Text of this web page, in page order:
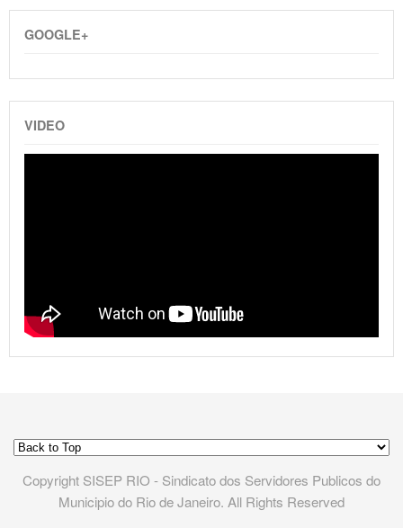
GOOGLE+
VIDEO
Copyright SISEP RIO - Sindicato dos Servidores Publicos do
Municipio do Rio de Janeiro. All Rights Reserved